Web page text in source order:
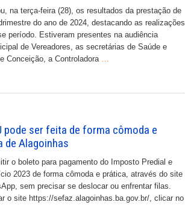
na terça-feira (28), os resultados da prestação de
do ano de 2024, destacando as realizações
período. Estiveram presentes na audiência
de Vereadores, as secretárias de Saúde e
Conceição, a Controladora …
pode ser feita de forma cômoda e
de Alagoinhas
o boleto para pagamento do Imposto Predial e
2023 de forma cômoda e prática, através do site
sem precisar se deslocar ou enfrentar filas.
o site https://sefaz.alagoinhas.ba.gov.br/, clicar no